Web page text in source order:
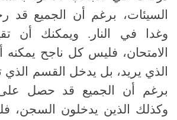
السيئات، برغم أن الجميع قد
وغدا في النار. ويمكنك أن
الامتحان، فليس كل ناجح
الذي يريد، بل يدخل القسم الذي
برغم أن الجميع قد حصل على
وكذلك الذين يدخلون السجن،